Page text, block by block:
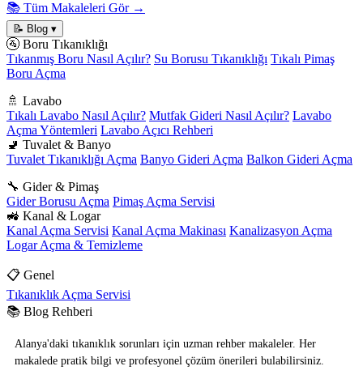
📚 Tüm Makaleleri Gör →
📝 Blog ▾
🚰 Boru Tıkanıklığı
Tıkanmış Boru Nasıl Açılır? Su Borusu Tıkanıklığı Tıkalı Pimaş
Boru Açma
🚿 Lavabo
Tıkalı Lavabo Nasıl Açılır? Mutfak Gideri Nasıl Açılır? Lavabo
Açma Yöntemleri Lavabo Açıcı Rehberi
🚽 Tuvalet & Banyo
Tuvalet Tıkanıklığı Açma Banyo Gideri Açma Balkon Gideri Açma
🔧 Gider & Pimaş
Gider Borusu Açma Pimaş Açma Servisi
🚜 Kanal & Logar
Kanal Açma Servisi Kanal Açma Makinası Kanalizasyon Açma
Logar Açma & Temizleme
📋 Genel
Tıkanıklık Açma Servisi
📚 Blog Rehberi
Alanya'daki tıkanıklık sorunları için uzman rehber makaleler. Her
makalede pratik bilgi ve profesyonel çözüm önerileri bulabilirsiniz.